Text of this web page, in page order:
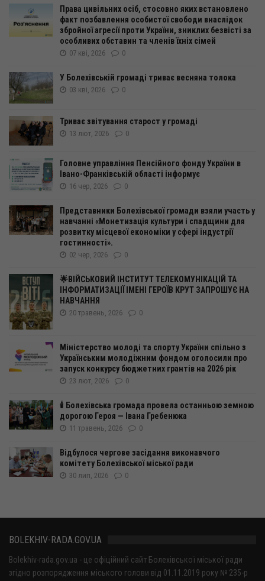
Права цивільних осіб, стосовно яких встановлено
факт позбавлення особистої свободи внаслідок
збройної агресії проти України, зниклих безвісті за
особливих обставин та членів їхніх сімей
07 кві, 2026 0
У Болехівській громаді триває весняна толока
03 кві, 2026 0
Триває звітування старост у громаді
13 лют, 2026 0
Головне управління Пенсійного фонду України в
Івано-Франківській області інформує
16 чер, 2026 0
Представники Болехівської громади взяли участь у
навчанні «Монетизація культури і спадщини для
розвитку місцевої економіки у сфері індустрії
гостинності».
02 чер, 2026 0
🌟ВІЙСЬКОВИЙ ІНСТИТУТ ТЕЛЕКОМУНІКАЦІЙ ТА
ІНФОРМАТИЗАЦІЇ ІМЕНІ ГЕРОЇВ КРУТ ЗАПРОШУЄ НА
НАВЧАННЯ
20 травень, 2026 0
Міністерство молоді та спорту України спільно з
Українським молодіжним фондом оголосили про
запуск конкурсу бюджетних грантів на 2026 рік
23 лют, 2026 0
🕯️ Болехівська громада провела останньою земною
дорогою Героя — Івана Гребенюка
11 травень, 2026 0
Відбулося чергове засідання виконавчого
комітету Болехівської міської ради
30 лип, 2026 0
BOLEKHIV-RADA.GOV.UA
Bolekhiv-rada.gov.ua - це офіційний сайт Болехівської міської ради
згідно розпорядження міського голови від 01.11.2019 року № 235-р